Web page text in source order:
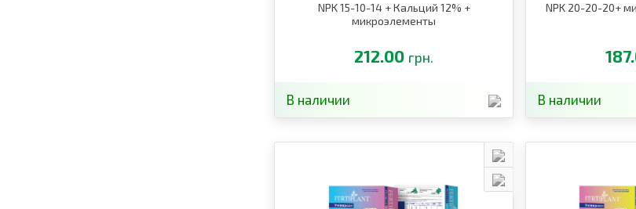
NPK 15-10-14 + Кальций 12% +
микроэлементы
212.00 грн.
В наличии
NPK 20-20-20+
В наличии